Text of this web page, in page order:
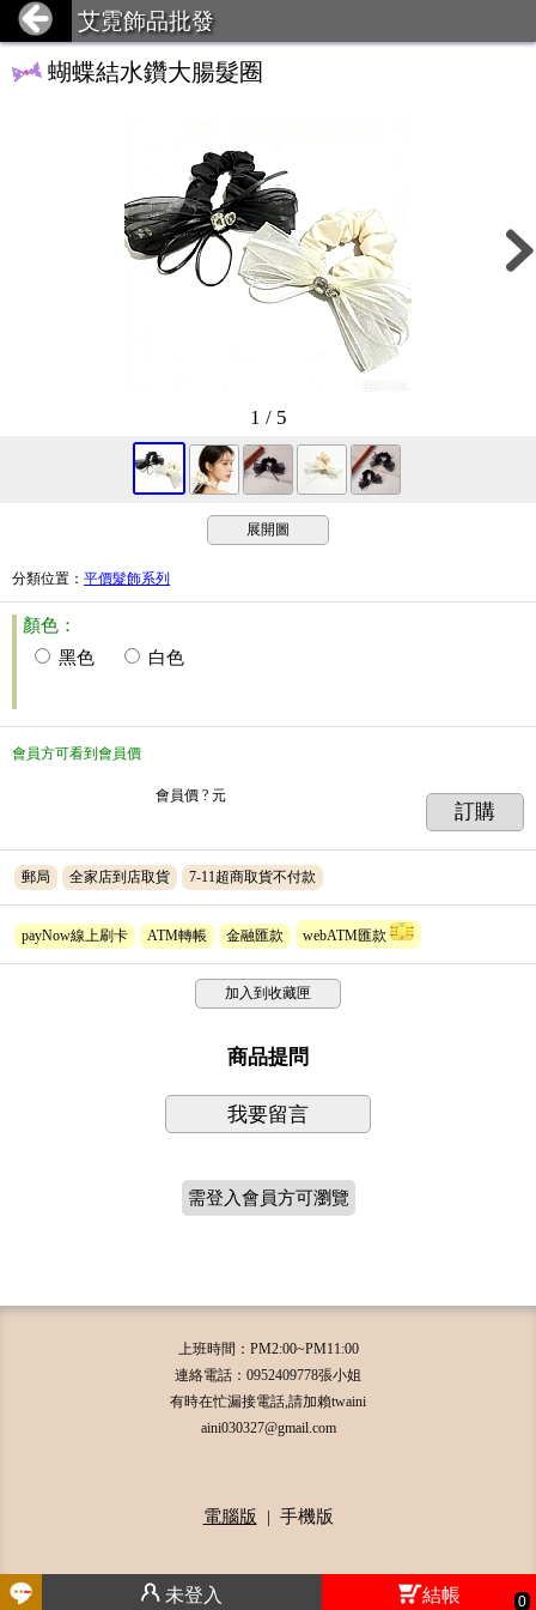
艾霓飾品批發
蝴蝶結水鑽大腸髮圈
1 / 5
展開圖
分類位置 ： 平價髮飾系列
顏色：
黑色
白色
會員方可看到會員價
會員價 ? 元
訂購
郵局 全家店到店取貨 7-11超商取貨不付款
payNow線上刷卡 ATM轉帳 金融匯款 webATM匯款
加入到收藏匣
未登入 結帳 0
商品提問
我要留言
需登入會員方可瀏覽
上班時間：PM2:00~PM11:00
連絡電話：0952409778張小姐
有時在忙漏接電話,請加賴twaini
aini030327@gmail.com
電腦版 | 手機版